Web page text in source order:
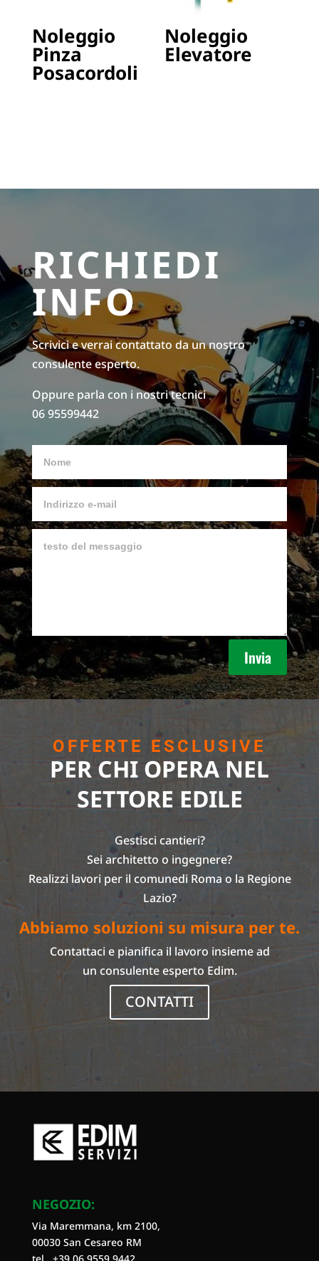
Noleggio
Pinza
Posacordoli
Noleggio
Elevatore
RICHIEDI
INFO
Scrivici e verrai contattato da un nostro
consulente esperto.
Oppure parla con i nostri tecnici
06 95599442
Invia
OFFERTE ESCLUSIVE
PER CHI OPERA NEL
SETTORE EDILE
Gestisci cantieri?
Sei architetto o ingegnere?
Realizzi lavori per il comunedi Roma o la Regione
Lazio?
Abbiamo soluzioni su misura per te.
Contattaci e pianifica il lavoro insieme ad
un consulente esperto Edim.
CONTATTI
NEGOZIO:
Via Maremmana, km 2100,
00030 San Cesareo RM
tel. +39 06 9559 9442